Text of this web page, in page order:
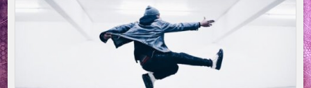
BUDAPEST
ZWEI